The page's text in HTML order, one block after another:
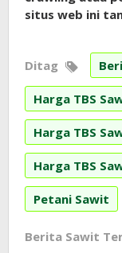
situs web ini
Ditag
Harga TBS
Harga TBS
Harga TBS
Petani Sawit
Berita Sawit